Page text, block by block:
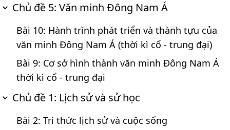
Chủ đề 5: Văn minh Đông Nam Á
Bài 10: Hành trình phát triển và thành tựu của
văn minh Đông Nam Á (thời kì cổ - trung đại)
Bài 9: Cơ sở hình thành văn minh Đông Nam Á
thời kì cổ - trung đại
Chủ đề 1: Lịch sử và sử học
Bài 2: Tri thức lịch sử và cuộc sống